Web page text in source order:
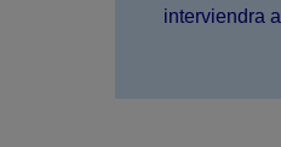
interviendra